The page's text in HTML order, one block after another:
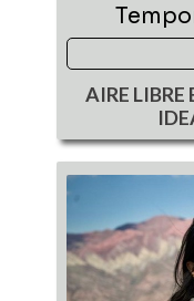
AIRE